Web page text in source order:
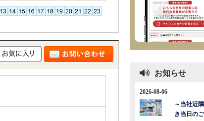
お知らせ